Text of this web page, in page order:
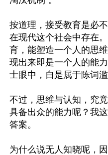
按道理，接受教育是必
在现代这个社会中存在
育，能塑造一个人的思
现出来即是一个人的能
士眼中，自是属于陈词滥
不过，思维与认知，究
具备出众的能力呢？我
答案。
为什么说无人知晓呢，